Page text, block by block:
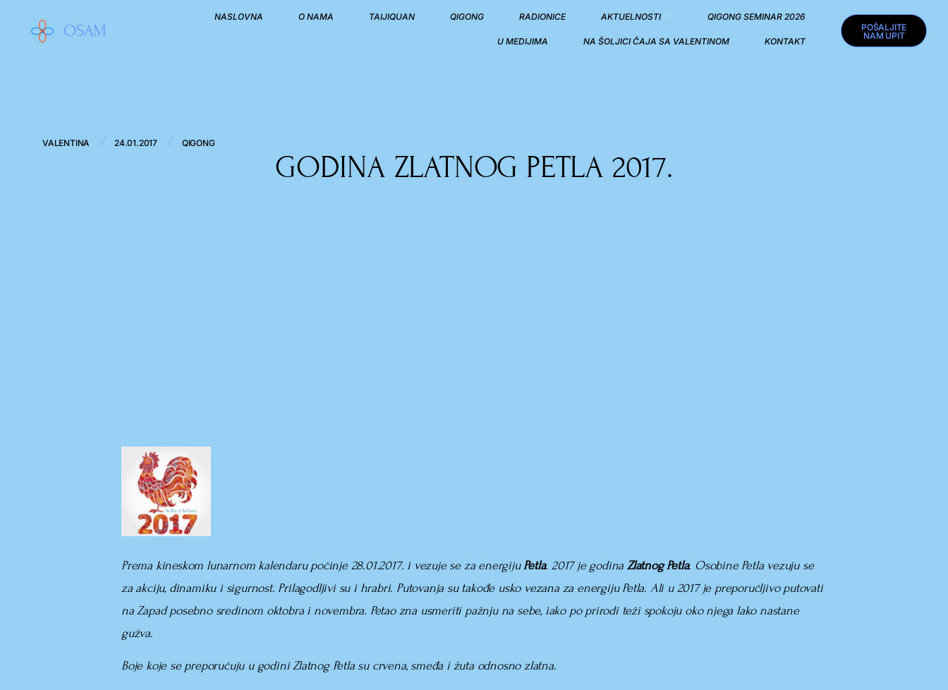
OSAM
NASLOVNA O NAMA TAIJIQUAN QIGONG RADIONICE AKTUELNOSTI QIGONG SEMINAR 2026
U MEDIJIMA NA ŠOLJICI ČAJA SA VALENTINOM KONTAKT
POŠALJITE
NAM UPIT
VALENTINA / 24.01.2017 / QIGONG
GODINA ZLATNOG PETLA 2017.
Prema kineskom lunarnom kalendaru počinje 28.01.2017. i vezuje se za energijuPetla. 2017 je godinaZlatnog Petla. Osobine Petla vezuju se
za akciju, dinamiku i sigurnost. Prilagodljivi su i hrabri. Putovanja su takođe usko vezana za energiju Petla. Ali u 2017 je preporučljivo putovati
na Zapad posebno sredinom oktobra i novembra. Petao zna usmeriti pažnju na sebe, iako po prirodi teži spokoju oko njega lako nastane
gužva.
Boje koje se preporučuju u godini Zlatnog Petla su crvena, smeđa i žuta odnosno zlatna.